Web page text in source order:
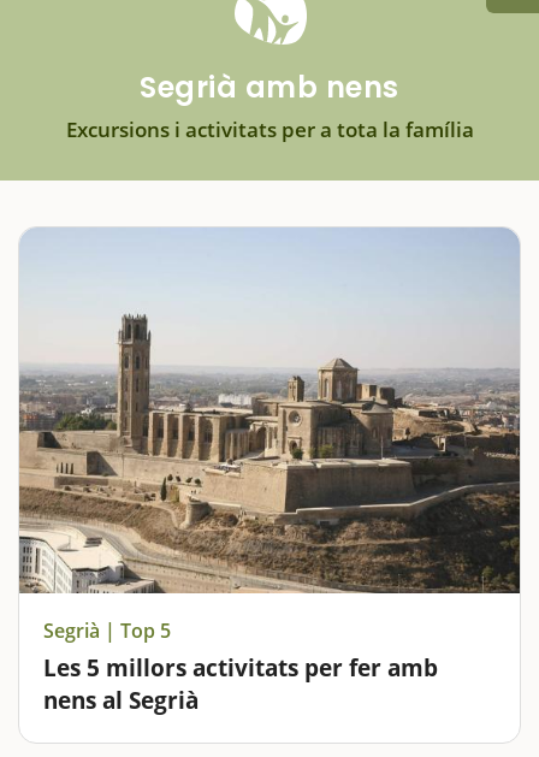
Segrià amb nens
Excursions i activitats per a tota la família
Segrià | Top 5
Les 5 millors activitats per fer amb
nens al Segrià
Definida i marcada en bona mesura per la capitalitat